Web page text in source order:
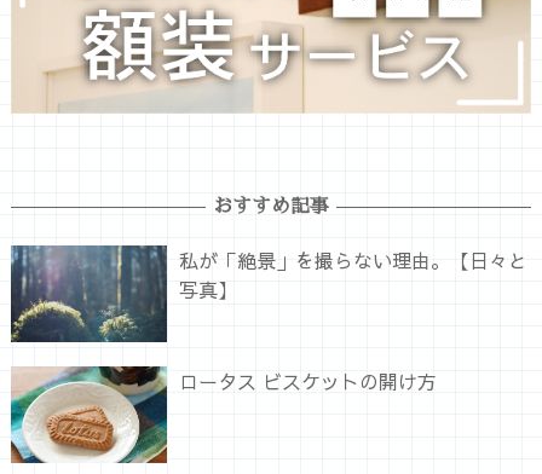
おすすめ記事
私が「絶景」を撮らない理由。【日々と
写真】
ロータス ビスケットの開け方